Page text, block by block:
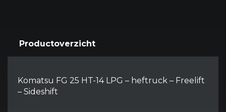
Productoverzicht
Komatsu FG 25 HT-14 LPG – heftruck – Freelift
– Sideshift